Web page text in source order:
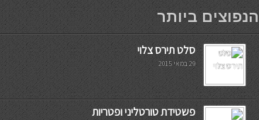
мостбет кг
הנפוצים ביותר
סלט תירס צלוי
29 במאי 2015
פשטידת טורטליני ופטריות